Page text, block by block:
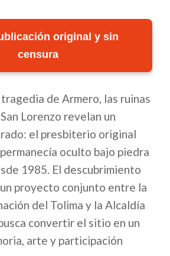
original y sin
censura
de Armero, las ruinas
Lorenzo revelan un
el presbiterio original
oculto bajo piedra
1985. El descubrimiento
proyecto conjunto entre la
del Tolima y la Alcaldía
convertir el sitio en un
arte y participación